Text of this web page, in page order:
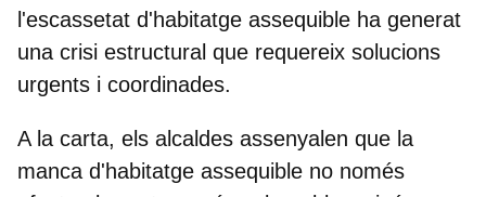
l'escassetat d'habitatge assequible ha generat
una crisi estructural que requereix solucions
urgents i coordinades.
A la carta, els alcaldes assenyalen que la
manca d'habitatge assequible no només